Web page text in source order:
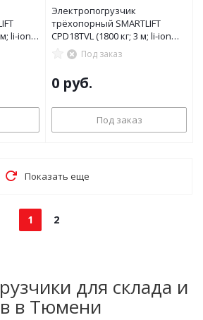
м; li-ion
Электропогрузчик
трёхопорный SMARTLIFT
CPD18TVL (1800 кг; 3 м; li-ion
80В / 205Ач)Под заказ
0 руб.
Под заказ
Показать еще
1 2
для склада и
в Тюмени